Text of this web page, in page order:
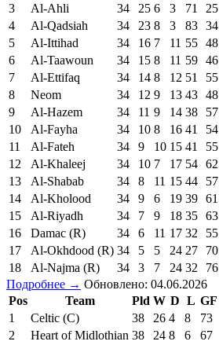
3
Al-Ahli 34 25 6 3 71 25
4
Al-Qadsiah 34 23 8 3 83 34
5
Al-Ittihad 34 16 7 11 55 48
6
Al-Taawoun 34 15 8 11 59 46
7
Al-Ettifaq 34 14 8 12 51 55
8
Neom 34 12 9 13 43 48
9
Al-Hazem 34 11 9 14 38 57
10
Al-Fayha 34 10 8 16 41 54
11
Al-Fateh 34 9 10 15 41 55
12
Al-Khaleej 34 10 7 17 54 62
13
Al-Shabab 34 8 11 15 44 57
14
Al-Kholood 34 9 6 19 39 61
15
Al-Riyadh 34 7 9 18 35 63
16
Damac (R) 34 6 11 17 32 55
17
Al-Okhdood (R) 34 5 5 24 27 70
18
Al-Najma (R) 34 3 7 24 32 76
Подробнее → Обновлено: 04.06.2026
Pos
Team Pld W D L GF
1
Celtic (C) 38 26 4 8 73
2
Heart of Midlothian 38 24 8 6 67